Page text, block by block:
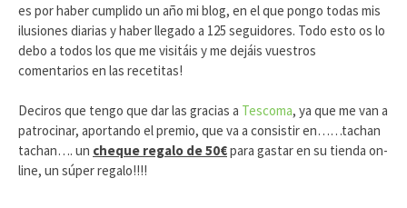
es por haber cumplido un año mi blog, en el que pongo todas mis
ilusiones diarias y haber llegado a 125 seguidores. Todo esto os lo
debo a todos los que me visitáis y me dejáis vuestros
comentarios en las recetitas!
Deciros que tengo que dar las gracias a Tescoma, ya que me van a
patrocinar, aportando el premio, que va a consistir en……tachan
tachan…. un cheque regalo de 50€para gastar en su tienda on-
line, un súper regalo!!!!